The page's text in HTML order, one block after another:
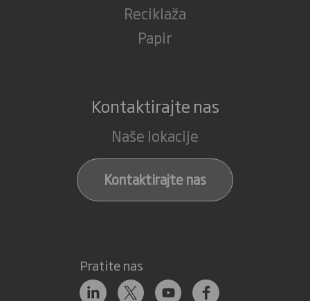
Reciklaža
Papir
Kontaktirajte nas
Naše lokacije
Kontaktirajte nas
Pratite nas